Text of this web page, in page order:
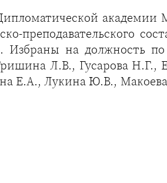
преподавательского
Избраны на должность
Л.В., Гусарова
Е.А., Лукина Ю.В.,